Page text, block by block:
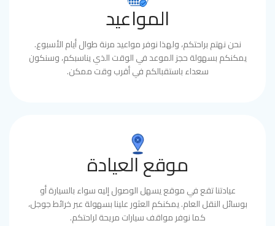
المواعيد
نحن نهتم براحتكم، ولهذا نوفر مواعيد مرنة طوال أيام الأسبوع.
يمكنكم بسهولة حجز الموعد في الوقت الذي يناسبكم، وسنكون
سعداء باستقبالكم في أقرب وقت ممكن.
موقع العيادة
عيادتنا تقع في موقع يسهل الوصول إليه سواء بالسيارة أو
بوسائل النقل العام. يمكنكم العثور علينا بسهولة عبر خرائط جوجل،
كما نوفر مواقف سيارات مريحة لراحتكم.